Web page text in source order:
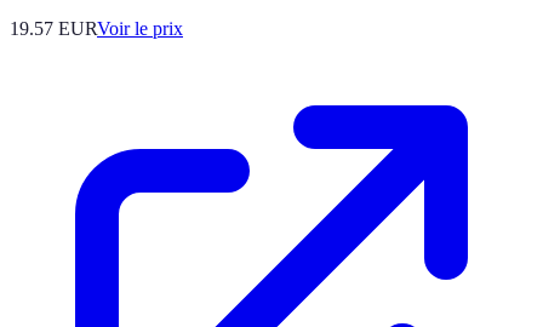
19.57 EURVoir le prix